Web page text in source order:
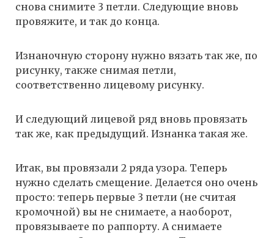
снова снимите 3 петли. Следующие вновь
провяжите, и так до конца.
Изнаночную сторону нужно вязать так же, по
рисунку, также снимая петли,
соответственно лицевому рисунку.
И следующий лицевой ряд вновь провязать
так же, как предыдущий. Изнанка такая же.
Итак, вы провязали 2 ряда узора. Теперь
нужно сделать смещение. Делается оно очень
просто: теперь первые 3 петли (не считая
кромочной) вы не снимаете, а наоборот,
провязываете по раппорту. А снимаете